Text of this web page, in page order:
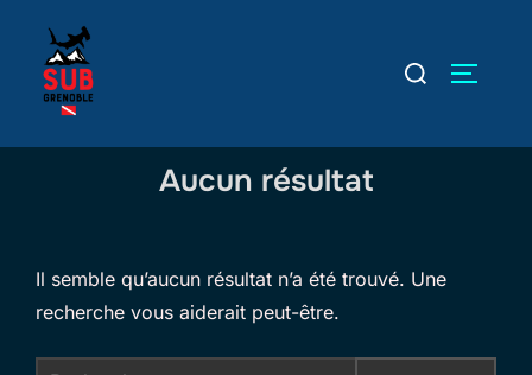
contenu
Rechercher :
Aucun résultat
Il semble qu’aucun résultat n’a été trouvé. Une
recherche vous aiderait peut-être.